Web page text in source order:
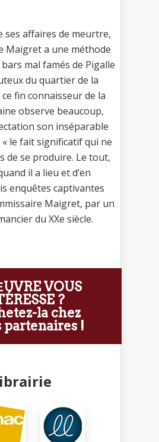
ses affaires de meurtre,
Maigret a une méthode
mal famés de Pigalle
du quartier de la
fin connaisseur de la
observe beaucoup,
son inséparable
le fait significatif qui ne
de se produire. Le tout,
il a lieu et d’en
enquêtes captivantes
Maigret, par un
du XXe siècle.
VOUS
?
la chez
partenaires !